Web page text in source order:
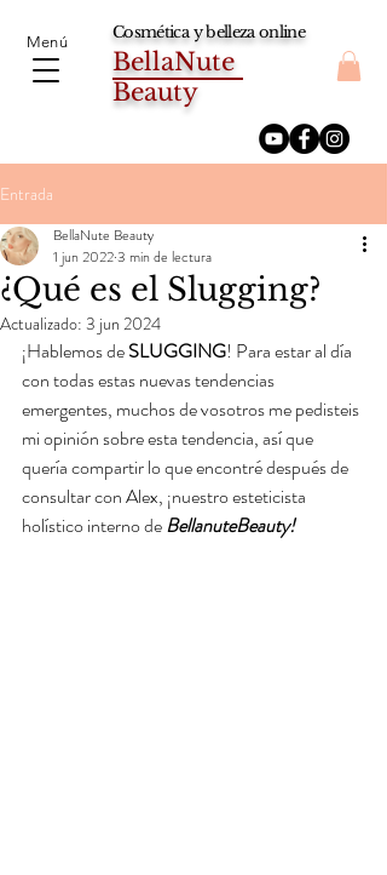
Menú Cosmética y belleza online
BellaNute
Beauty
Entrada
¿Qué es el Slugging?
BellaNute Beauty
1 jun 20223 min de lectura
Actualizado: 3 jun 2024
¡Hablemos de SLUGGING! Para estar al día
con todas estas nuevas tendencias
emergentes, muchos de vosotros me pedisteis
mi opinión sobre esta tendencia, así que
quería compartir lo que encontré después de
consultar con Alex, ¡nuestro esteticista
holístico interno de BellanuteBeauty!